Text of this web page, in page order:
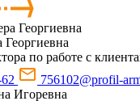
Георгиевна
по работе с
756102@profil-